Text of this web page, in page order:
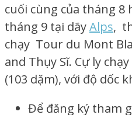
cuối cùng của tháng 8
tháng 9 tại dãyAlps,
chạy Tour du Mont
and Thụy Sĩ. Cự ly
(103 dặm), với độ dốc
Để đăng ký tham